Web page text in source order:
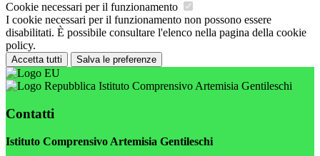
Cookie necessari per il funzionamento
I cookie necessari per il funzionamento non possono essere
disabilitati. È possibile consultare l'elenco nella pagina della cookie
policy.
Accetta tutti Salva le preferenze
Istituto Comprensivo Artemisia Gentileschi
Contatti
Istituto Comprensivo Artemisia Gentileschi